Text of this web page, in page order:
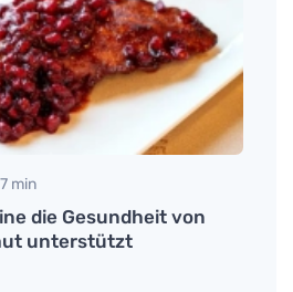
7 min
die Gesundheit von
unterstützt